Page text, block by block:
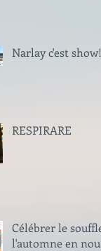
Narlay c'est show!
RESPIRARE
Célébrer le
l'automne en